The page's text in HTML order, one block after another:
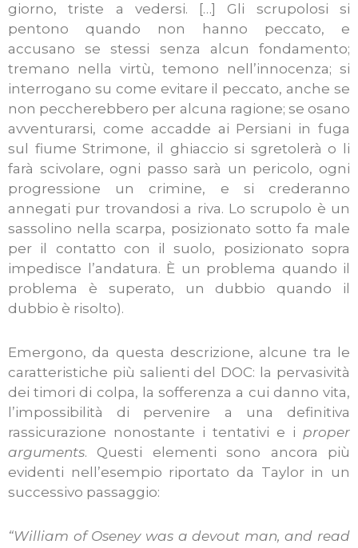
giorno, triste a vedersi. […] Gli scrupolosi si
pentono quando non hanno peccato, e
accusano se stessi senza alcun fondamento;
tremano nella virtù, temono nell’innocenza; si
interrogano su come evitare il peccato, anche se
non peccherebbero per alcuna ragione; se osano
avventurarsi, come accadde ai Persiani in fuga
sul fiume Strimone, il ghiaccio si sgretolerà o li
farà scivolare, ogni passo sarà un pericolo, ogni
progressione un crimine, e si crederanno
annegati pur trovandosi a riva. Lo scrupolo è un
sassolino nella scarpa, posizionato sotto fa male
per il contatto con il suolo, posizionato sopra
impedisce l’andatura. È un problema quando il
problema è superato, un dubbio quando il
dubbio è risolto).
Emergono, da questa descrizione, alcune tra le
caratteristiche più salienti del DOC: la pervasività
dei timori di colpa, la sofferenza a cui danno vita,
l’impossibilità di pervenire a una definitiva
rassicurazione nonostante i tentativi e i proper
arguments. Questi elementi sono ancora più
evidenti nell’esempio riportato da Taylor in un
successivo passaggio:
“William of Oseney was a devout man, and read